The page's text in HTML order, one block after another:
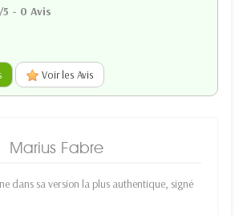
/5 - 0 Avis
Voir les Avis
Marius Fabre
dans sa version la plus authentique, signé